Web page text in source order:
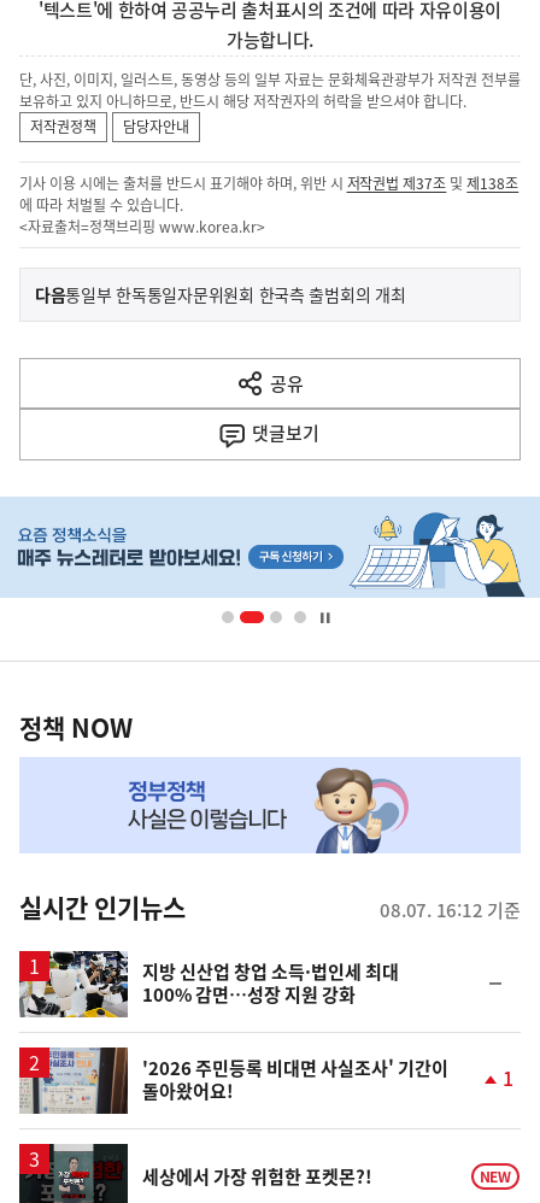
'텍스트'에 한하여 공공누리 출처표시의 조건에 따라 자유이용이
가능합니다.
단, 사진, 이미지, 일러스트, 동영상 등의 일부 자료는 문화체육관광부가 저작권 전부를
보유하고 있지 아니하므로, 반드시 해당 저작권자의 허락을 받으셔야 합니다.
저작권정책
담당자안내
기사 이용 시에는 출처를 반드시 표기해야 하며, 위반 시 저작권법 제37조 및제138조
에 따라 처벌될 수 있습니다.
<자료출처=정책브리핑 www.korea.kr>
이
전
다
음
다음기
통일부 한독통일자문위원회 한국측 출범회의 개최
공유
열
기
댓글보기
단
영
책
NOW,
뉴
스
정책 NOW
실시간 인기뉴스 08.07. 16:12 기준
지방 신산업 창업 소득·법인세 최대
100% 감면…성장 지원 강화
일
'2026 주민등록 비대면 사실조사' 기간이
돌아왔어요!
상
승
1
영
상
세상에서 가장 위험한 포켓몬?! NEW